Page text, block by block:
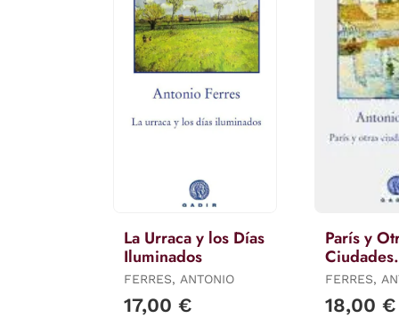
La Urraca y los Días
Iluminados
FERRES, ANTONIO
17,00 €
París y
Ciudades
FERRES,
18,00 €